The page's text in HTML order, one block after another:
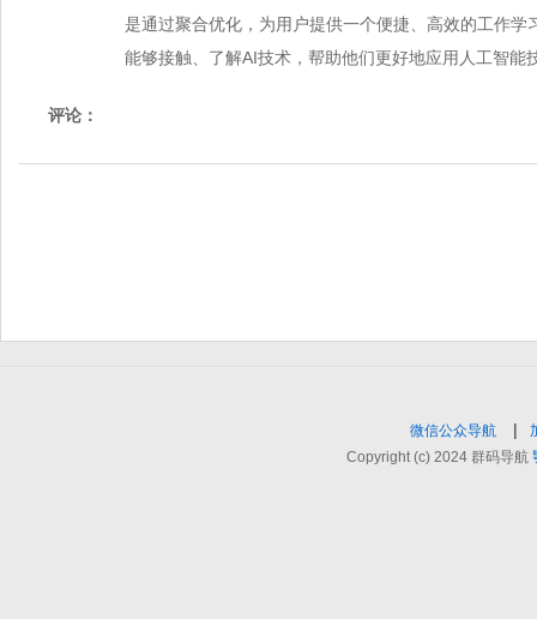
是通过聚合优化，为用户提供一个便捷、高效的工作
能够接触、了解AI技术，帮助他们更好地应用人工智能
评论：
微信公众导航 |
Copyright (c) 2024 群码导航